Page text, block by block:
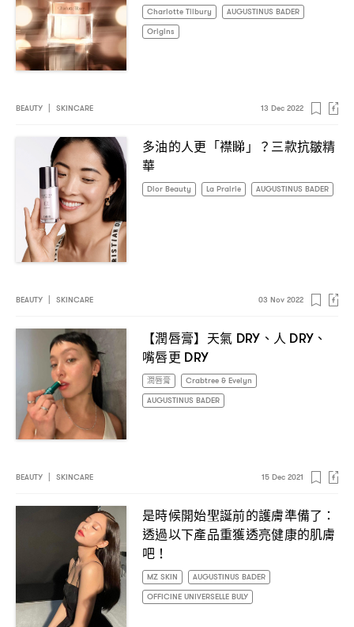
Charlotte Tilbury
AUGUSTINUS BADER
Origins
BEAUTY SKINCARE 13 Dec 2022
多油的人更「襟睇」 ？ 三款抗皺精
華
Dior Beauty La Prairie AUGUSTINUS BADER
BEAUTY SKINCARE 03 Nov 2022
【潤唇膏】天氣 DRY 、人 DRY 、
嘴唇更 DRY
潤唇膏
Crabtree & Evelyn
AUGUSTINUS BADER
BEAUTY SKINCARE 15 Dec 2021
是時候開始聖誕前的護膚準備了 ：
透過以下產品重獲透亮健康的肌膚
吧 ！
MZ SKIN
AUGUSTINUS BADER
OFFICINE UNIVERSELLE BULY